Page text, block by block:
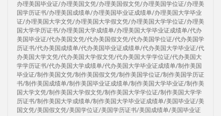
办理美国毕业证/办理美国文凭/办理美国假文凭/办理美国学位证/办理美
国学历证书/办理美国成绩单/办理美国毕业证成绩单/办理美国大学毕业
证/办理美国大学文凭/办理美国大学假文凭/办理美国大学学位证/办理美
国大学学历证书/办理美国大学成绩单/办理美国大学毕业证成绩单/代办
美国毕业证/代办美国文凭/代办美国假文凭/代办美国学位证/代办美国学
历证书/代办美国成绩单/代办美国毕业证成绩单/代办美国大学毕业证/代
办美国大学文凭/代办美国大学假文凭/代办美国大学学位证/代办美国大
学学历证书/代办美国大学成绩单/代办美国大学毕业证成绩单/制作美国
毕业证/制作美国文凭/制作美国假文凭/制作美国学位证/制作美国学历证
书/制作美国成绩单/制作美国毕业证成绩单/制作美国大学毕业证/制作美
国大学文凭/制作美国大学假文凭/制作美国大学学位证/制作美国大学学
历证书/制作美国大学成绩单/制作美国大学毕业证成绩单/美国毕业证/美
国文凭/美国假文凭/美国学位证/美国学历证书/美国成绩单/美国毕业证